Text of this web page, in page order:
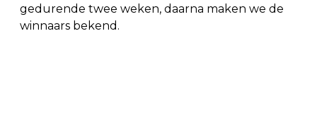
gedurende twee weken, daarna maken we de
winnaars bekend.